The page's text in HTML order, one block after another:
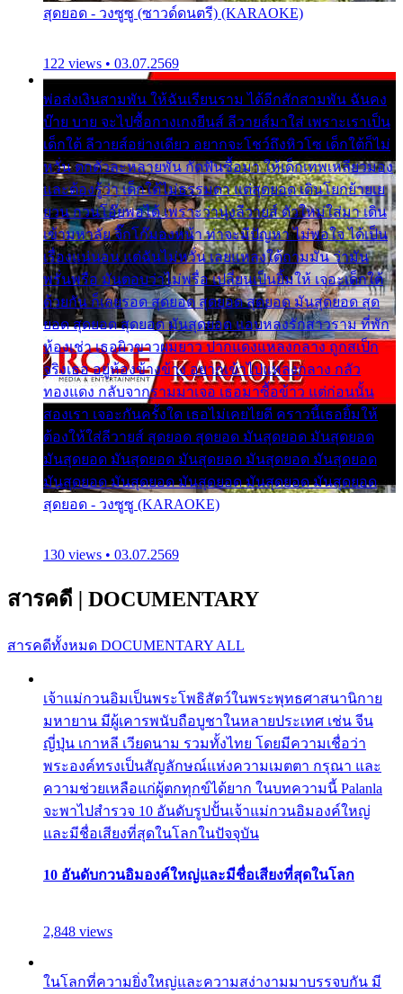
สุดยอด - วงซูซู (ซาวด์ดนตรี) (KARAOKE)
122 views • 03.07.2569
พ่อส่งเงินสามพัน ให้ฉันเรียนราม ได้อีกสักสามพัน ฉันคง
บ๊าย บาย จะไปซื้อกางเกงยีนส์ ลีวายส์มาใส่ เพราะเราเป็น
เด็กใต้ ลีวายส์อย่างเดียว อยากจะโชว์ถึงหิวโซ เด็กใต้ก็ไม่
หวั่น ตกตัวละหลายพัน กัดฟันซื้อมา ให้เด็กเทพเหลียวมอง
และต้องรู้ว่า เด็กใต้ไม่ธรรมดา แต่สุดยอด เดินโยกย้ายเย
ยวน กวนโอ๊ยพอได้ เพราะว่านุ่งลีวายส์ ตัวใหม่ใส่มา เดิน
เข้ามหาลัย จิ๊กโก๊มองหน้า ท่าจะมีปัญหา ไม่พอใจ ได้เป็น
เรื่องแน่นอน แต่ฉันไม่หวั่น เลยแหลงใต้ถามมัน ว่ามัน
พรั่นพรือ มันตอบว่าไม่พรื่อ เปลี่ยนเป็นยิ้มให้ เจอะเด็กใต้
ด้วยกัน ก็เลยรอด สุดยอด สุดยอด สุดยอด มันสุดยอด สุด
ยอด สุดยอด สุดยอด มันสุดยอด แอบหลงรักสาวราม ที่พัก
ห้องเช่า เธอผิวขาวผมยาว ปากแดงแหลงกลาง ถูกสเป็ก
จริงเธอ อยู่ห้องข้างข้าง อยากเข้าไปแหลงกลาง กลัว
ทองแดง กลับจากรามมาเจอ เธอมาซื้อข้าว แต่ก่อนนั้น
สองเรา เจอะกันครั้งใด เธอไม่เคยไยดี คราวนี้เธอยิ้มให้
ต้องให้ใส่ลีวายส์ สุดยอด สุดยอด มันสุดยอด มันสุดยอด
มันสุดยอด มันสุดยอด มันสุดยอด มันสุดยอด มันสุดยอด
มันสุดยอด มันสุดยอด มันสุดยอด มันสุดยอด มันสุดยอด
สุดยอด - วงซูซู (KARAOKE)
130 views • 03.07.2569
สารคดี | DOCUMENTARY
สารคดีทั้งหมด DOCUMENTARY ALL
เจ้าแม่กวนอิมเป็นพระโพธิสัตว์ในพระพุทธศาสนานิกาย
มหายาน มีผู้เคารพนับถือบูชาในหลายประเทศ เช่น จีน
ญี่ปุ่น เกาหลี เวียดนาม รวมทั้งไทย โดยมีความเชื่อว่า
พระองค์ทรงเป็นสัญลักษณ์แห่งความเมตตา กรุณา และ
ความช่วยเหลือแก่ผู้ตกทุกข์ได้ยาก ในบทความนี้ Palanla
จะพาไปสำรวจ 10 อันดับรูปปั้นเจ้าแม่กวนอิมองค์ใหญ่
และมีชื่อเสียงที่สุดในโลกในปัจจุบัน
10 อันดับกวนอิมองค์ใหญ่และมีชื่อเสียงที่สุดในโลก
2,848 views
ในโลกที่ความยิ่งใหญ่และความสง่างามมาบรรจบกัน มี